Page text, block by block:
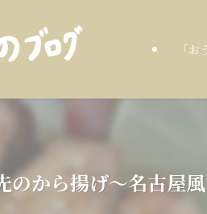
「
から揚げ～名古屋